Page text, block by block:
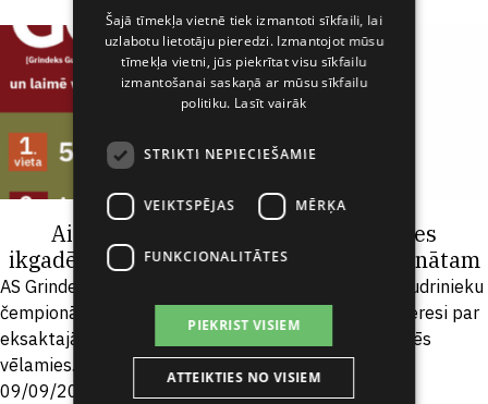
Aicinām 8.klases skolēnus pieteikties
ikgadējam Grindeks Gudrinieku čempionātam
AS Grindeks arī šogad organizē ikgadējo Grindeks Gudrinieku
čempionātu 2025, lai veicinātu Latvijas skolēnu interesi par
eksaktajām zinātnēm – ķīmiju, fiziku un bioloģiju. Mēs
vēlamies...
09/09/2025
RUSSIAN
SPANISH
Šajā tīmekļa vietnē tiek izmantoti sīkfaili, lai
uzlabotu lietotāju pieredzi. Izmantojot mūsu
tīmekļa vietni, jūs piekrītat visu sīkfailu
izmantošanai saskaņā ar mūsu sīkfailu
politiku. Lasīt vairāk
STRIKTI NEPIECIEŠAMIE
VEIKTSPĒJAS MĒRĶA
FUNKCIONALITĀTES
PIEKRIST VISIEM
ATTEIKTIES NO VISIEM